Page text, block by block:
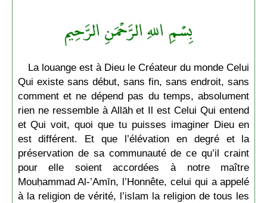
بِسْمِ اللهِ الرَّحْمَنِ الرَّحِيم
La louange est à Dieu le Créateur du monde Celui
Qui existe sans début, sans fin, sans endroit, sans
comment et ne dépend pas du temps, absolument
rien ne ressemble à Allāh et Il est Celui Qui entend
et Qui voit, quoi que tu puisses imaginer Dieu en
est différent. Et que l’élévation en degré et la
préservation de sa communauté de ce qu’il craint
pour elle soient accordées à notre maître
Mouḥammad Al-’Amīn, l’Honnête, celui qui a appelé
à la religion de vérité, l’islam la religion de tous les